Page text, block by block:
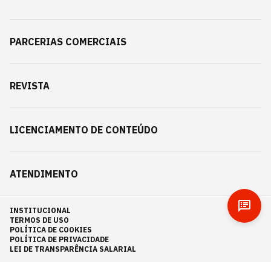
PARCERIAS COMERCIAIS
REVISTA
LICENCIAMENTO DE CONTEÚDO
ATENDIMENTO
INSTITUCIONAL
TERMOS DE USO
POLÍTICA DE COOKIES
POLÍTICA DE PRIVACIDADE
LEI DE TRANSPARÊNCIA SALARIAL